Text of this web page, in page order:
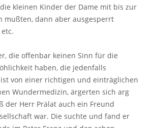
kleinen Kinder der Dame mit bis zur
mußten, dann aber ausgesperrt
die offenbar keinen Sinn für die
haben, die jedenfalls
von einer richtigen und einträglichen
Wundermedizin, ärgerten sich arg
der Herr Prälat auch ein Freund
war. Die suchte und fand er